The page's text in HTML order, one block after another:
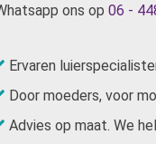
ons op 06 -
Ervaren
Door moeders, voor
Advies op maat. We